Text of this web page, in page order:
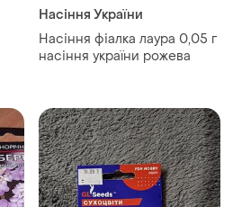
Насіння України
Насіння фіалка лаура 0,05 г
насіння україни рожева